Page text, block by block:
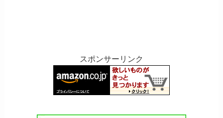
スポンサーリンク